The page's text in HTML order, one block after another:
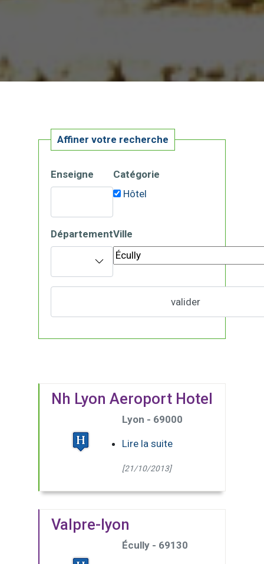
Affiner votre recherche
Enseigne
Catégorie
Hôtel
DépartementVille
Nh Lyon Aeroport Hotel
Lyon - 69000
Lire la suite
[21/10/2013]
Valpre-lyon
Écully - 69130